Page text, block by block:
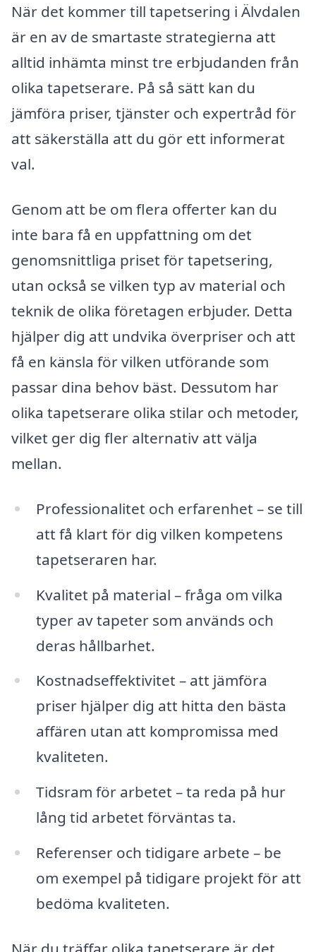
När det kommer till tapetsering i Älvdalen
är en av de smartaste strategierna att
alltid inhämta minst tre erbjudanden från
olika tapetserare. På så sätt kan du
jämföra priser, tjänster och expertråd för
att säkerställa att du gör ett informerat
val.
Genom att be om flera offerter kan du
inte bara få en uppfattning om det
genomsnittliga priset för tapetsering,
utan också se vilken typ av material och
teknik de olika företagen erbjuder. Detta
hjälper dig att undvika överpriser och att
få en känsla för vilken utförande som
passar dina behov bäst. Dessutom har
olika tapetserare olika stilar och metoder,
vilket ger dig fler alternativ att välja
mellan.
Professionalitet och erfarenhet – se till
att få klart för dig vilken kompetens
tapetseraren har.
Kvalitet på material – fråga om vilka
typer av tapeter som används och
deras hållbarhet.
Kostnadseffektivitet – att jämföra
priser hjälper dig att hitta den bästa
affären utan att kompromissa med
kvaliteten.
Tidsram för arbetet – ta reda på hur
lång tid arbetet förväntas ta.
Referenser och tidigare arbete – be
om exempel på tidigare projekt för att
bedöma kvaliteten.